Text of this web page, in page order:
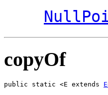
copyOf
public static <E extends